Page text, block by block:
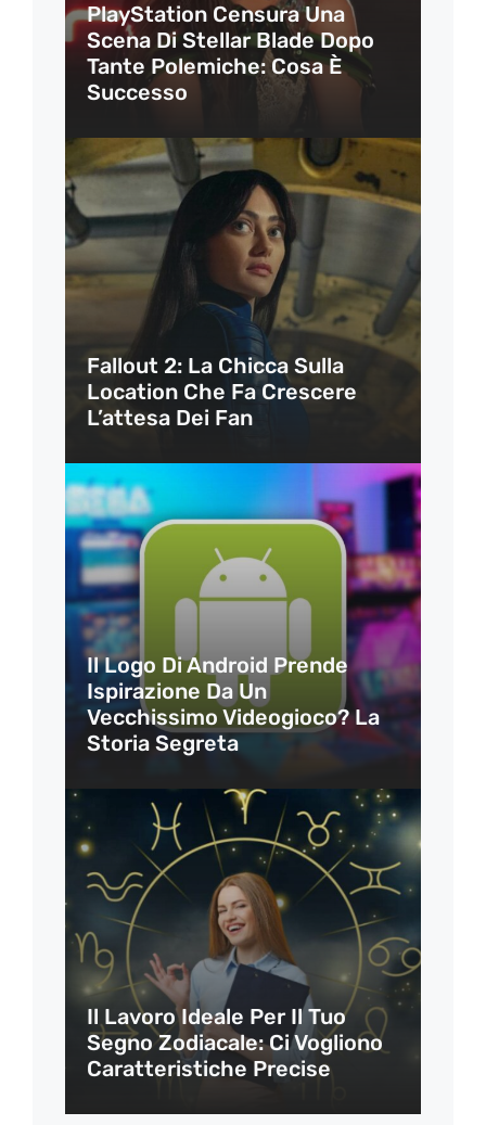
PlayStation Censura Una
Scena Di Stellar Blade Dopo
Tante Polemiche: Cosa È
Successo
Fallout 2: La Chicca Sulla
Location Che Fa Crescere
L’attesa Dei Fan
Il Logo Di Android Prende
Ispirazione Da Un
Vecchissimo Videogioco? La
Storia Segreta
Il Lavoro Ideale Per Il Tuo
Segno Zodiacale: Ci Vogliono
Caratteristiche Precise